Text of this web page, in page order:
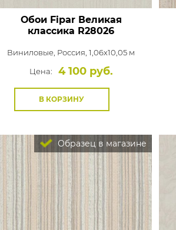
Обои Fipar Великая
классика R28026
Виниловые, Россия, 1,06x10,05 м
Цена:
4 100 руб.
В КОРЗИНУ
Образец в магазине